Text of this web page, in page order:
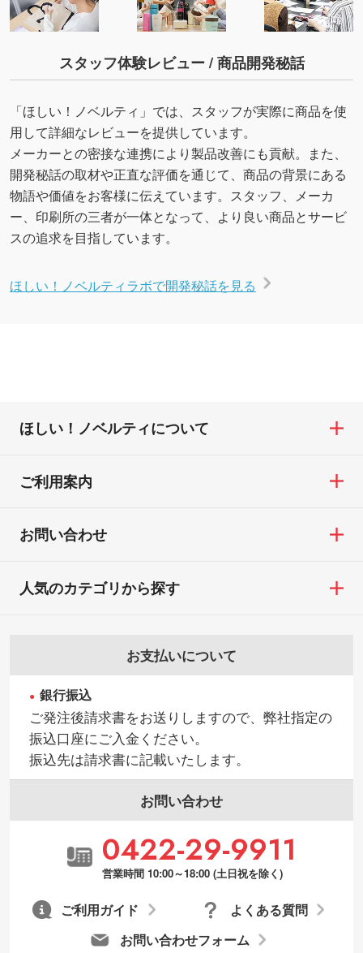
スタッフ体験レビュー / 商品開発秘話
「ほしい！ノベルティ」では、スタッフが実際に商品を使
用して詳細なレビューを提供しています。
メーカーとの密接な連携により製品改善にも貢献。また、
開発秘話の取材や正直な評価を通じて、商品の背景にある
物語や価値をお客様に伝えています。スタッフ、メーカ
ー、印刷所の三者が一体となって、より良い商品とサービ
スの追求を目指しています。
ほしい！ノベルティラボで開発秘話を見る
ほしい！ノベルティについて
ご利用案内
お問い合わせ
お支払いについて
銀行振込
ご発注後請求書をお送りしますので、弊社指定の
振込口座にご入金ください。
振込先は請求書に記載いたします。
お問い合わせ
0422-29-9911
営業時間 10:00～18:00 (土日祝を除く)
お問い合わせフォーム
よくある質問
ご利用ガイド
人気のカテゴリから探す